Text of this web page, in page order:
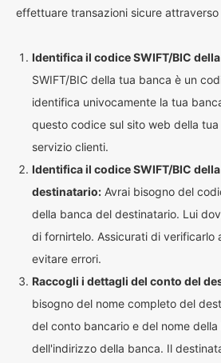
effettuare transazioni sicure attraverso
Identifica il codice SWIFT/BIC
SWIFT/BIC della tua banca è un
identifica univocamente la tua
questo codice sul sito web della
servizio clienti.
Identifica il codice SWIFT/BIC
destinatario: Avrai bisogno del
della banca del destinatario. Lui
di fornirtelo. Assicurati di verificarlo
evitare errori.
Raccogli i dettagli del conto del
bisogno del nome completo del
del conto bancario e del nome
dell'indirizzo della banca. Il